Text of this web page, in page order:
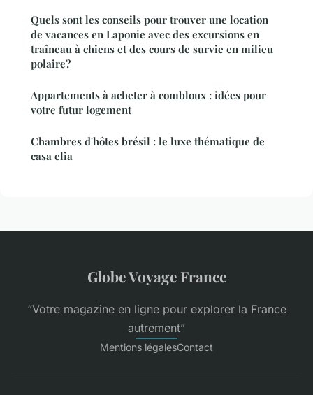
Quels sont les conseils pour trouver une location
de vacances en Laponie avec des excursions en
traîneau à chiens et des cours de survie en milieu
polaire?
Appartements à acheter à combloux : idées pour
votre futur logement
Chambres d'hôtes brésil : le luxe thématique de
casa elia
Globe Voyage France
“Votre magazine en ligne pour explorer la France
autrement”
Mentions légalesContact